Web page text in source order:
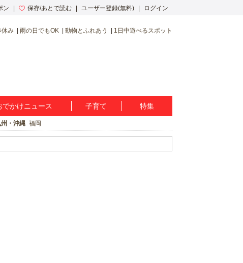
ン 保存/あとで読む ユーザー登録(無料) ログイン
休み 雨の日でもOK 動物とふれあう 1日中遊べるスポット
でかけニュース 子育て 特集
州・沖縄 福岡